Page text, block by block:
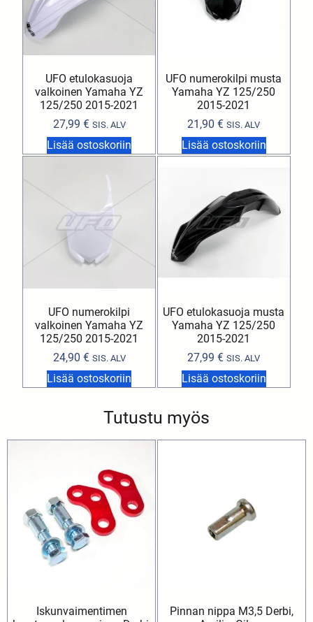
UFO etulokasuoja
valkoinen Yamaha YZ
125/250 2015-2021
27,99 € SIS. ALV
Lisää ostoskoriin
UFO numerokilpi musta
Yamaha YZ 125/250
2015-2021
21,90€ SIS. ALV
Lisää ostoskoriin
UFO numerokilpi
valkoinen Yamaha YZ
125/250 2015-2021
24,90 € SIS. ALV
Lisää ostoskoriin
UFO etulokasuoja musta
Yamaha YZ 125/250
2015-2021
27,99€ SIS. ALV
Lisää ostoskoriin
Tutustu myös
Iskunvaimentimen
Pinnan nippa M3,5 Derbi,